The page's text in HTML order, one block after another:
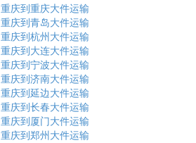
重庆到重庆大件运输
重庆到青岛大件运输
重庆到杭州大件运输
重庆到大连大件运输
重庆到宁波大件运输
重庆到济南大件运输
重庆到延边大件运输
重庆到长春大件运输
重庆到厦门大件运输
重庆到郑州大件运输